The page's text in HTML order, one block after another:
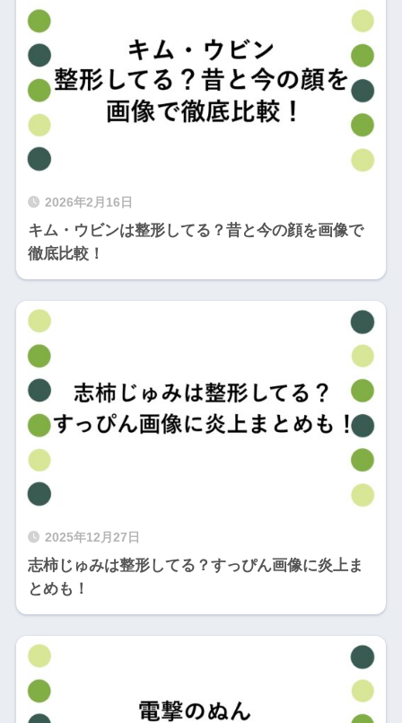
2026年2月16日
キム・ウビンは整形してる？昔と今の顔を画像で
徹底比較！
2025年12月27日
志柿じゅみは整形してる？すっぴん画像に炎上ま
とめも！